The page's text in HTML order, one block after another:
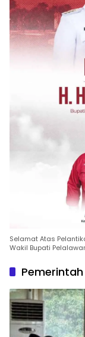
Selamat Atas
Wakil Bupati
Pemerintah